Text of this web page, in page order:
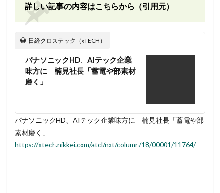
詳しい記事の内容はこちらから（引用元）
日経クロステック（xTECH）
パナソニックHD、AIテック企業
味方に 楠見社長「蓄電や部素材
磨く」
パナソニックHD、AIテック企業味方に 楠見社長「蓄電や部
素材磨く」
https://xtech.nikkei.com/atcl/nxt/column/18/00001/11764/